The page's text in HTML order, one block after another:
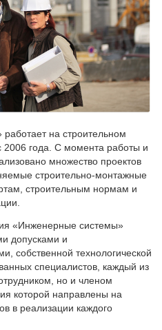
на строительном
года. С момента работы и
множество проектов
строительно-монтажные
строительным нормам и
«Инженерные системы»
допусками и
собственной технологической
специалистов, каждый из
но и членом
которой направлены на
в реализации каждого